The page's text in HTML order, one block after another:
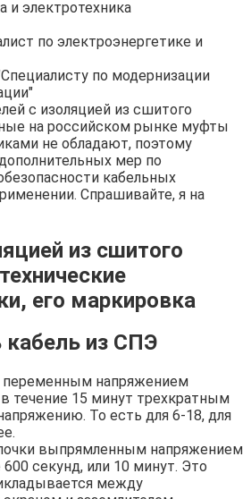
по электроэнергетике и
по модернизации
с изоляцией из сшитого
на российском рынке муфты
не обладают, поэтому
мер по
кабельных
Спрашивайте, я на
из сшитого
его маркировка
кабель из СПЭ
переменным напряжением
в течение 15 минут трехкратным
То есть для 6-18, для
выпрямленным напряжением
секунд, или 10 минут. Это
между